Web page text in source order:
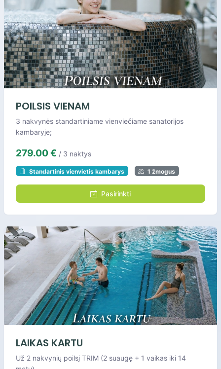
POILSIS VIENAM
3 nakvynės standartiniame vienviečiame sanatorijos
kambaryje;
279.00 € / 3 naktys
Standartinis vienvietis kambarys 1 žmogus
Pasirinkti
LAIKAS KARTU
Už 2 nakvynių poilsį TRIM (2 suaugę + 1 vaikas iki 14